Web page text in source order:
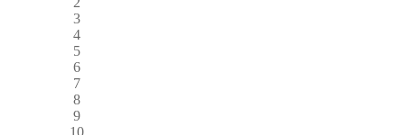
3
4
5
6
7
8
9
10